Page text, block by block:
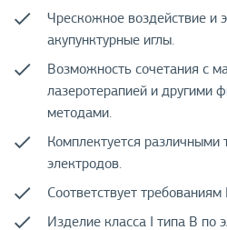
Чрескожное воздействие и
акупунктурные иглы.
Возможность сочетания с
лазеротерапией и другими
методами.
Комплектуется различными
электродов.
Соответствует
Изделие класса I типа B по